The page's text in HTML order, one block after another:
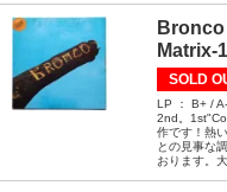
Matrix-
SOLD
LP ： B+ /
2nd。
作です！熱
との見事な
おります。